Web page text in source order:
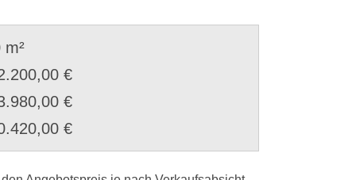
m²
€
€
€